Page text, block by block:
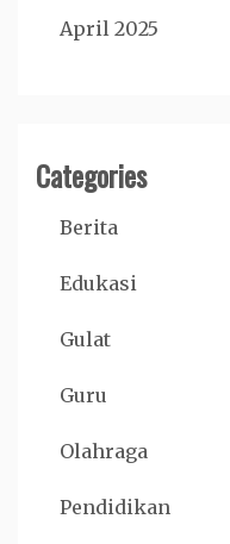
April 2025
Categories
Berita
Edukasi
Gulat
Guru
Olahraga
Pendidikan